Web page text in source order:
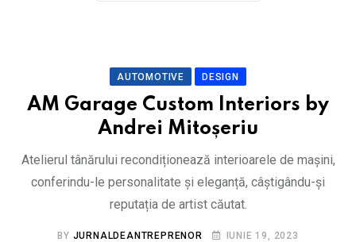
AUTOMOTIVE DESIGN
AM Garage Custom Interiors by
Andrei Mitoșeriu
Atelierul tânărului recondiționează interioarele de mașini,
conferindu-le personalitate și eleganță, câștigându-și
reputația de artist căutat.
BY JURNALDEANTREPRENOR IUNIE 19, 2023